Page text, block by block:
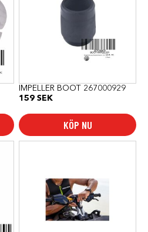
IMPELLER BOOT 267000929
159 SEK
KÖP NU